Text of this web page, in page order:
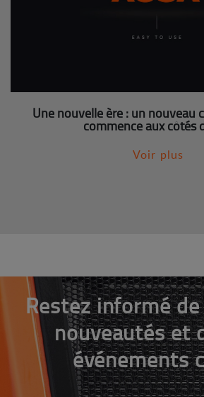
Une nouvelle ère : un nouveau
commence aux côtés
Voir plus
Restez informé
nouveautés et
événements